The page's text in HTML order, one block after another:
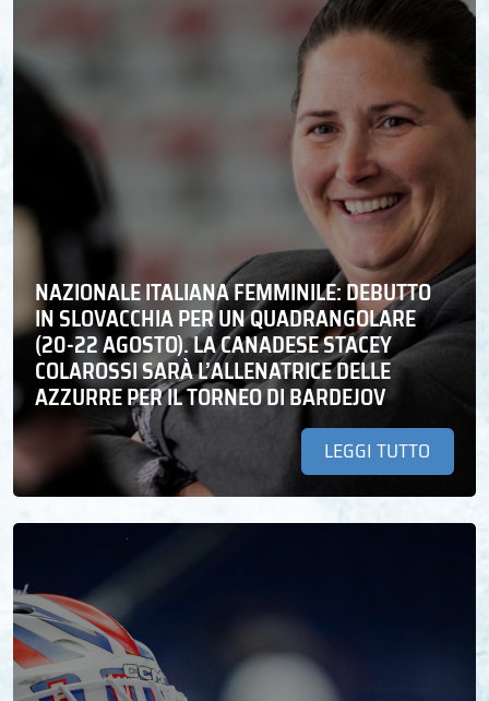
NAZIONALE ITALIANA FEMMINILE: DEBUTTO
IN SLOVACCHIA PER UN QUADRANGOLARE
(20-22 AGOSTO). LA CANADESE STACEY
COLAROSSI SARÀ L’ALLENATRICE DELLE
AZZURRE PER IL TORNEO DI BARDEJOV
LEGGI TUTTO